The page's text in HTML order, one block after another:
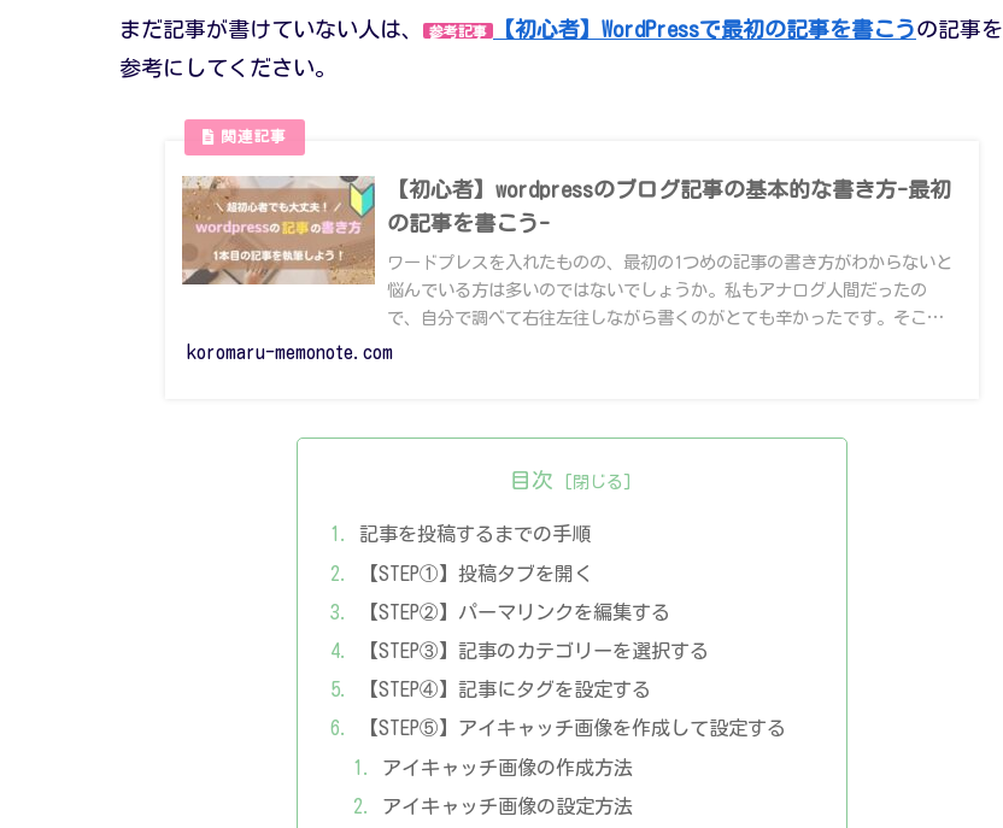
まだ記事が書けていない人は、 参考記事 【初心者】WordPressで最初の記事を書こうの記事を
参考にしてください。
【初心者】wordpressのブログ記事の基本的な書き方-最初
の記事を書こう-
ワードプレスを入れたものの、最初の1つめの記事の書き方がわからないと
悩んでいる方は多いのではないでしょうか。私もアナログ人間だったの
で、自分で調べて右往左往しながら書くのがとても辛かったです。そこ
で、超初心者の方にもわかりやすく、誰でも1つ目の記事を書けるように
koromaru-memonote.com
目次
記事を投稿するまでの手順
【STEP①】投稿タブを開く
【STEP②】パーマリンクを編集する
【STEP③】記事のカテゴリーを選択する
【STEP④】記事にタグを設定する
【STEP⑤】アイキャッチ画像を作成して設定する
アイキャッチ画像の作成方法
アイキャッチ画像の設定方法